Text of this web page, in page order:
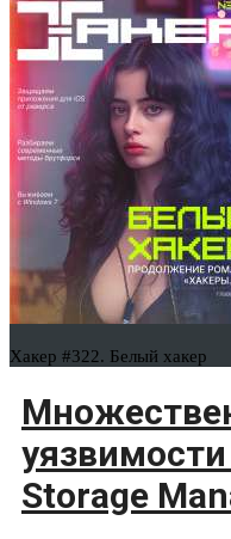
Хакер #322. Белый хакер
Storage